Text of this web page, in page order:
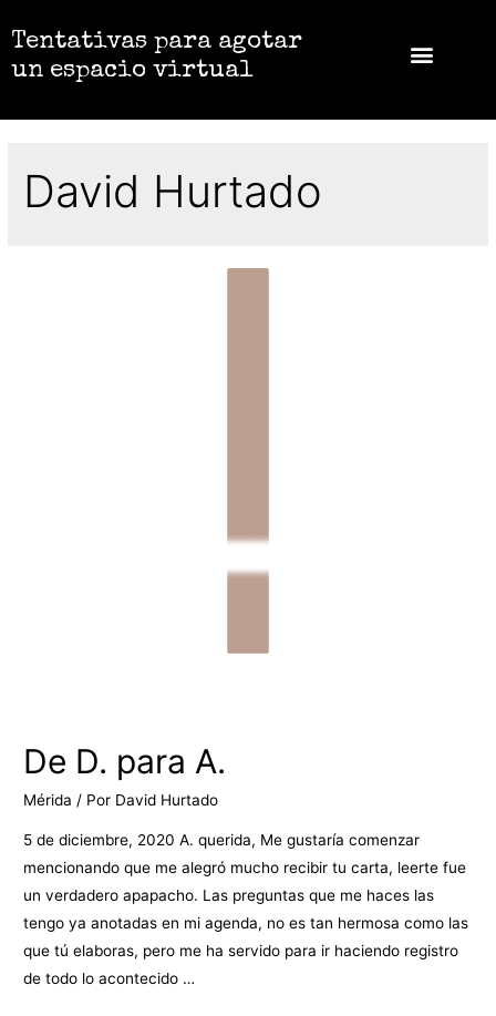
Tentativas para agotar
un espacio virtual
David Hurtado
De D. para A.
Mérida / Por David Hurtado
5 de diciembre, 2020 A. querida, Me gustaría comenzar
mencionando que me alegró mucho recibir tu carta, leerte fue
un verdadero apapacho. Las preguntas que me haces las
tengo ya anotadas en mi agenda, no es tan hermosa como las
que tú elaboras, pero me ha servido para ir haciendo registro
de todo lo acontecido …